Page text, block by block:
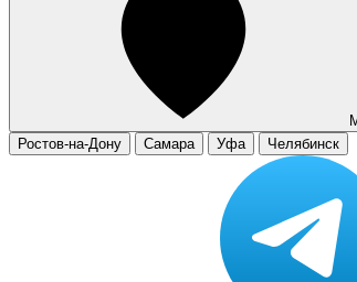
Ростов-на-Дону
Самара Уфа Челябинск